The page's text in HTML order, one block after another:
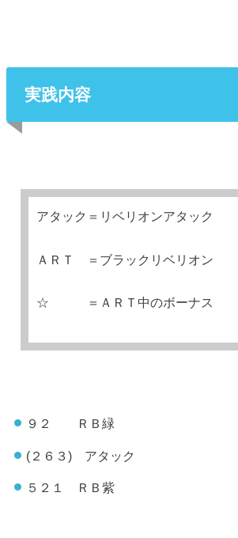
実践内容
アタック＝リベリオンアタック
ＡＲＴ ＝ブラックリベリオン
☆ ＝ＡＲＴ中のボーナス
９２ ＲＢ緑
(２６３) アタック
５２１ ＲＢ紫